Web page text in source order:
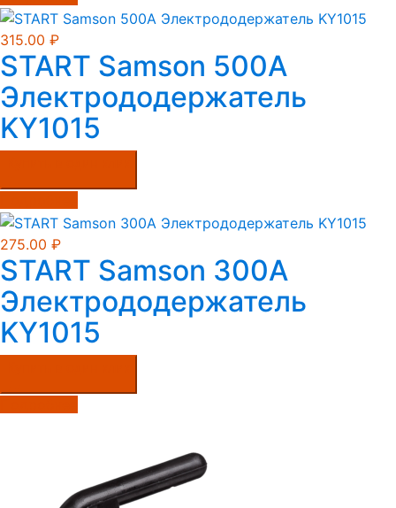
315.00 ₽
START Samson 500A
Электрододержатель
KY1015
275.00 ₽
START Samson 300A
Электрододержатель
KY1015